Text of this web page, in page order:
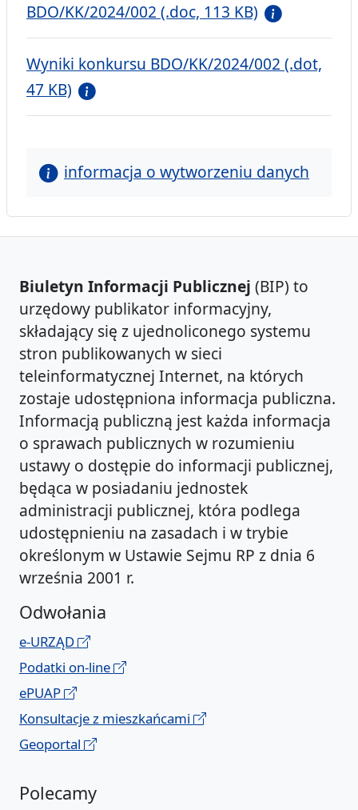
BDO/KK/2024/002 (.doc, 113 KB)
Wyniki konkursu BDO/KK/2024/002 (.dot,
47 KB)
informacja o wytworzeniu danych
Biuletyn Informacji Publicznej (BIP) to
urzędowy publikator informacyjny,
składający się z ujednoliconego systemu
stron publikowanych w sieci
teleinformatycznej Internet, na których
zostaje udostępniona informacja publiczna.
Informacją publiczną jest każda informacja
o sprawach publicznych w rozumieniu
ustawy o dostępie do informacji publicznej,
będąca w posiadaniu jednostek
administracji publicznej, która podlega
udostępnieniu na zasadach i w trybie
określonym w Ustawie Sejmu RP z dnia 6
września 2001 r.
Odwołania
e-URZĄD
Podatki on-line
ePUAP
Konsultacje z mieszkańcami
Geoportal
Polecamy